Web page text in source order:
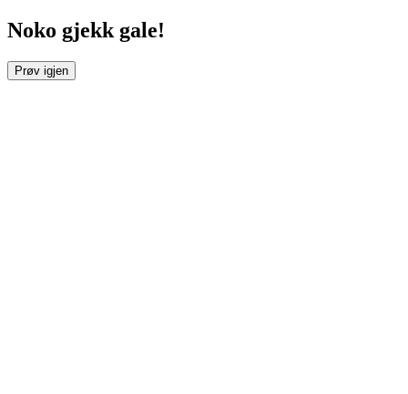
Noko gjekk gale!
Prøv igjen